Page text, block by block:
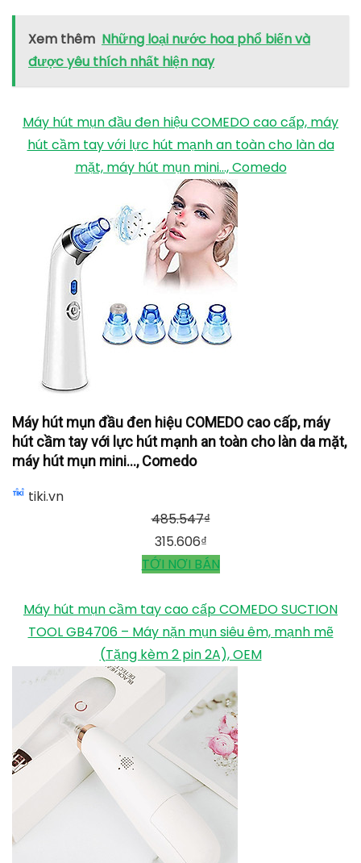
Xem thêm Những loại nước hoa phổ biến và
được yêu thích nhất hiện nay
Máy hút mụn đầu đen hiệu COMEDO cao cấp, máy
hút cầm tay với lực hút mạnh an toàn cho làn da
mặt, máy hút mụn mini..., Comedo
Máy hút mụn đầu đen hiệu COMEDO cao cấp, máy
hút cầm tay với lực hút mạnh an toàn cho làn da mặt,
máy hút mụn mini..., Comedo
tiki.vn
485.547₫
315.606₫
TỚI NƠI BÁN
Máy hút mụn cầm tay cao cấp COMEDO SUCTION
TOOL GB4706 – Máy nặn mụn siêu êm, mạnh mẽ
(Tặng kèm 2 pin 2A), OEM